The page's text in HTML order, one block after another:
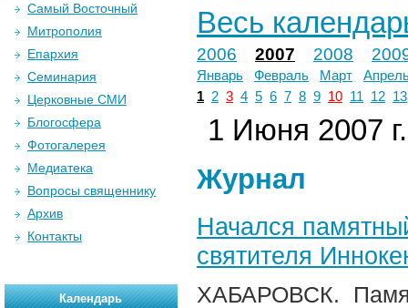
Весь
2006 2007 2008
Январь Февраль Март
1 2 3 4 5 6 7 8 9 10 11 12 13
1 Июня 2007 г.
Журнал
Начался
святителя
ХАБАРОВСК.
Самый Восточный
Митрополия
Епархия
Семинария
Церковные СМИ
Блогосфера
Фотогалерея
Медиатека
Вопросы священнику
Архив
Контакты
Календарь